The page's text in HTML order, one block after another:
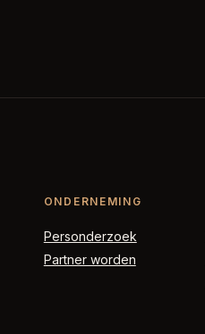
ONDERNEMING
Personderzoek
Partner worden